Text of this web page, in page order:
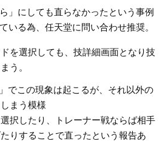
ら」にしても直らなかったという事例
いる為、任天堂に問い合わせ推奨。
を選択しても、技詳細画面となり技
う。
でこの現象は起こるが、それ以外の
まう模様
択したり、トレーナー戦ならば相手
りすることで直ったという報告あ